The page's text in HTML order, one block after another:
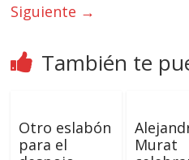
Siguiente →
También te
Otro eslabón
para el
Murat